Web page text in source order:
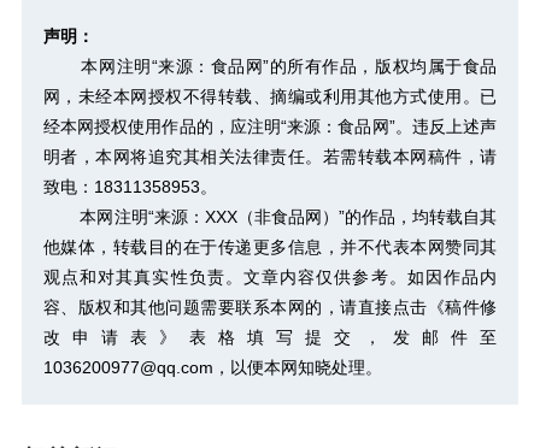
声明：
本网注明“来源：食品网”的所有作品，版权均属于食品
网，未经本网授权不得转载、摘编或利用其他方式使用。已
经本网授权使用作品的，应注明“来源：食品网”。违反上述声
明者，本网将追究其相关法律责任。若需转载本网稿件，请
致电：18311358953。
本网注明“来源：XXX（非食品网）”的作品，均转载自其
他媒体，转载目的在于传递更多信息，并不代表本网赞同其
观点和对其真实性负责。文章内容仅供参考。如因作品内
容、版权和其他问题需要联系本网的，请直接点击 《稿件修
改申请表》 表格填写提交，发邮件至
1036200977@qq.com，以便本网知晓处理。